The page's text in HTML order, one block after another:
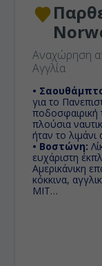
Αναχώρηση
Αγγλία
•
για το
ποδοσφαιρική
πλούσια
ήταν το
• Βοστώνη:
ευχάριστη
Αμερικάνικη
κόκκινα,
ΜΙΤ…